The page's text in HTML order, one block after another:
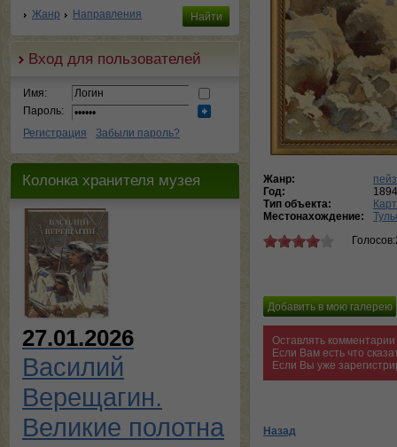
Жанр Направления
Вход для пользователей
Имя:
Пароль:
Регистрация
Забыли пароль?
Колонка хранителя музея
27.01.2026
Василий
Верещагин.
Великие полотна
Жанр:
Год:
1894
Тип объекта:
Местонахождение:
Оставлять
Если Вам есть что
Если Вы уже
Назад